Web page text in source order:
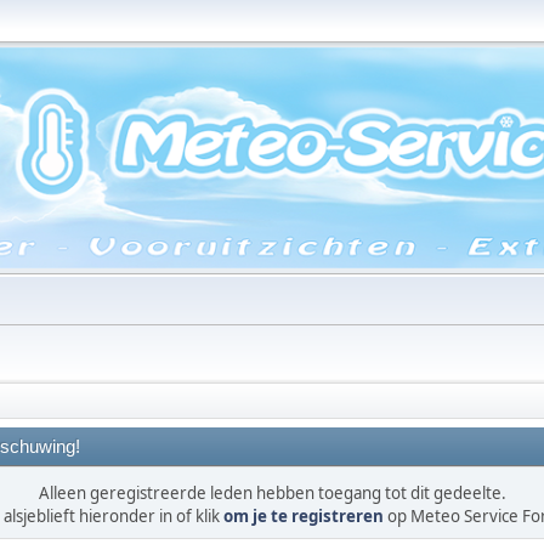
Alleen geregistreerde leden hebben toegang tot dit gedeelte.
alsjeblieft hieronder in of klikom je te registreren op Meteo Service